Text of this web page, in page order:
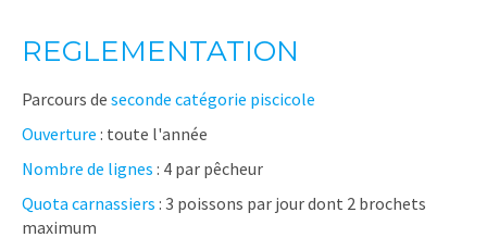
REGLEMENTATION
Parcours de seconde catégorie piscicole
Ouverture : toute l'année
Nombre de lignes : 4 par pêcheur
Quota carnassiers : 3 poissons par jour dont 2 brochets
maximum